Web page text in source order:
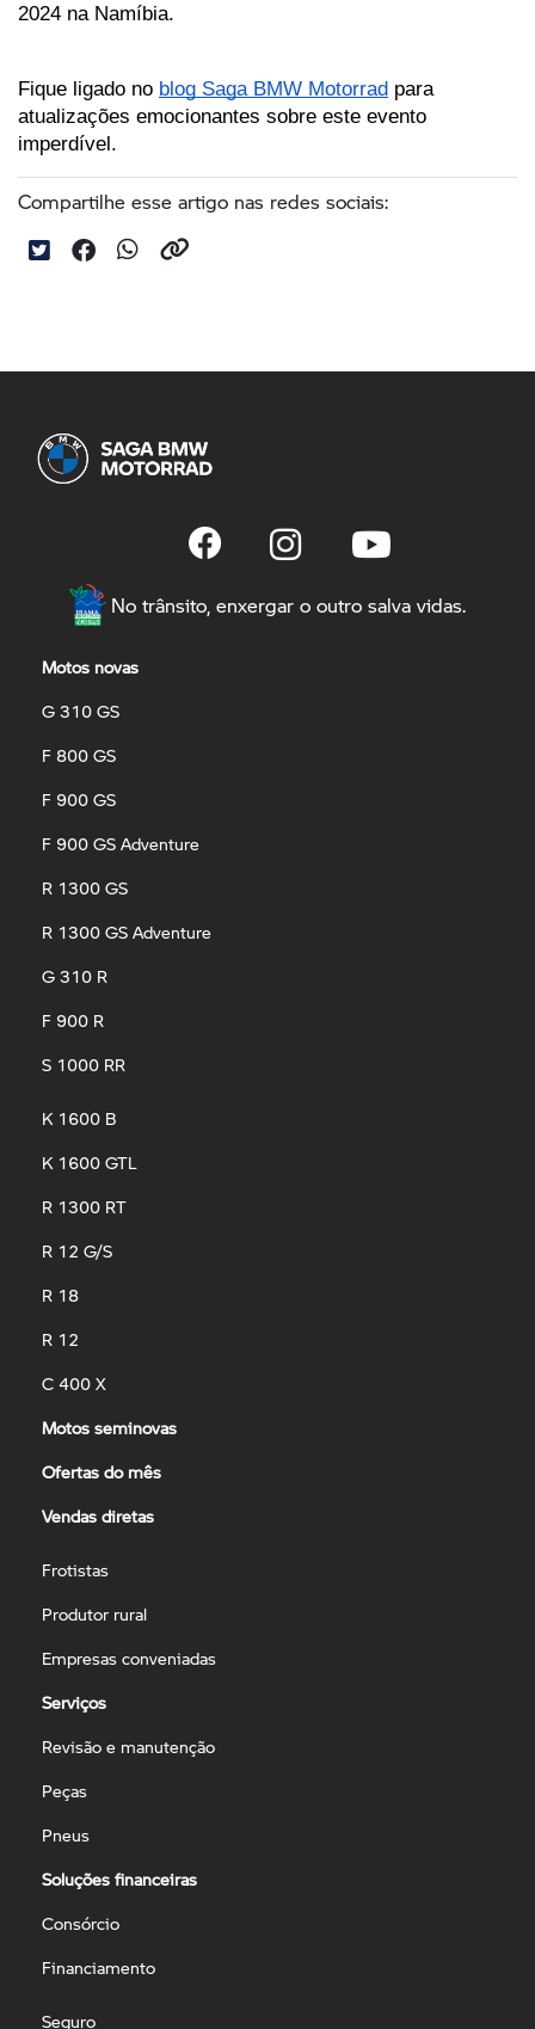
2024 na Namíbia.
Fique ligado no blog Saga BMW Motorrad para
atualizações emocionantes sobre este evento
imperdível.
Compartilhe esse artigo nas redes sociais:
No trânsito, enxergar o outro salva vidas.
Motos novas
G 310 GS
F 800 GS
F 900 GS
F 900 GS Adventure
R 1300 GS
R 1300 GS Adventure
G 310 R
F 900 R
S 1000 RR
K 1600 B
K 1600 GTL
R 1300 RT
R 12 G/S
R 18
R 12
C 400 X
Motos seminovas
Ofertas do mês
Vendas diretas
Frotistas
Produtor rural
Empresas conveniadas
Serviços
Revisão e manutenção
Peças
Pneus
Soluções financeiras
Consórcio
Financiamento
Seguro